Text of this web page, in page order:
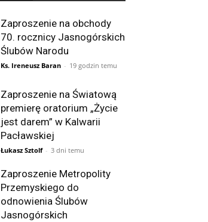
Zaproszenie na obchody
70. rocznicy Jasnogórskich
Ślubów Narodu
Ks. Ireneusz Baran - 19 godzin temu
Zaproszenie na Światową
premierę oratorium „Życie
jest darem” w Kalwarii
Pacławskiej
Łukasz Sztolf - 3 dni temu
Zaproszenie Metropolity
Przemyskiego do
odnowienia Ślubów
Jasnogórskich